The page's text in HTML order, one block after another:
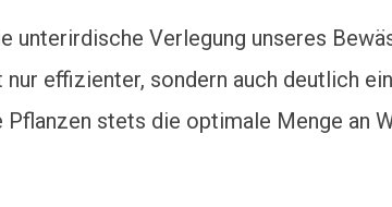
unterirdische Verlegung unseres
effizienter, sondern auch deutlich
stets die optimale Menge an